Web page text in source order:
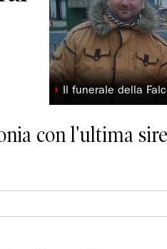
◗ Il funerale della
con l'ultima